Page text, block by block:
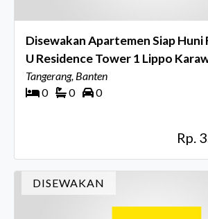
Disewakan Apartemen Siap Huni
U Residence Tower 1 Lippo
Tangerang
Tangerang, Banten
0
0 0
Rp.
DISEWAKAN